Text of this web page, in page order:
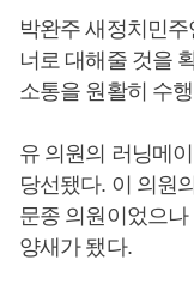
박완주 새정치민
너로 대해줄 것을
소통을 원활히 수
유 의원의 러닝메
당선됐다. 이 의원
문종 의원이었으
양새가 됐다.